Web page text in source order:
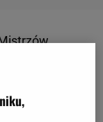
wówczas